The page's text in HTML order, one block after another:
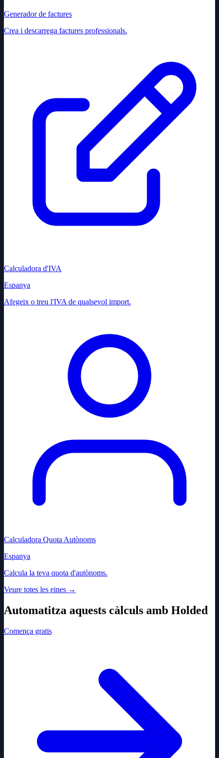
Generador de factures
Crea i descarrega factures professionals.
Calculadora d'IVA
Espanya
Afegeix o treu l'IVA de qualsevol import.
Calculadora Quota Autònoms
Espanya
Calcula la teva quota d'autònoms.
Veure totes les eines →
Automatitza aquests càlculs amb Holded
Comença gratis